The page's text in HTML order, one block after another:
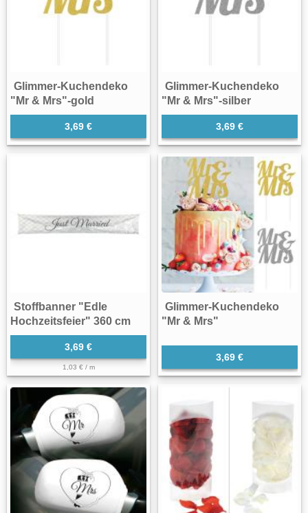
Glimmer-Kuchendeko
"Mr & Mrs"-gold
3,69 €
Glimmer-Kuchendeko
"Mr & Mrs"-silber
3,69 €
Stoffbanner "Edle
Hochzeitsfeier" 360 cm
3,69 €
1,03 € / m
Glimmer-Kuchendeko
"Mr & Mrs"
3,69 €